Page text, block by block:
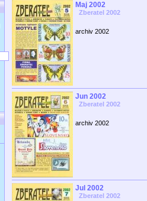
Maj 2002
Zberatel 2002
archiv 2002
Jun 2002
Zberatel 2002
archiv 2002
Jul 2002
Zberatel 2002